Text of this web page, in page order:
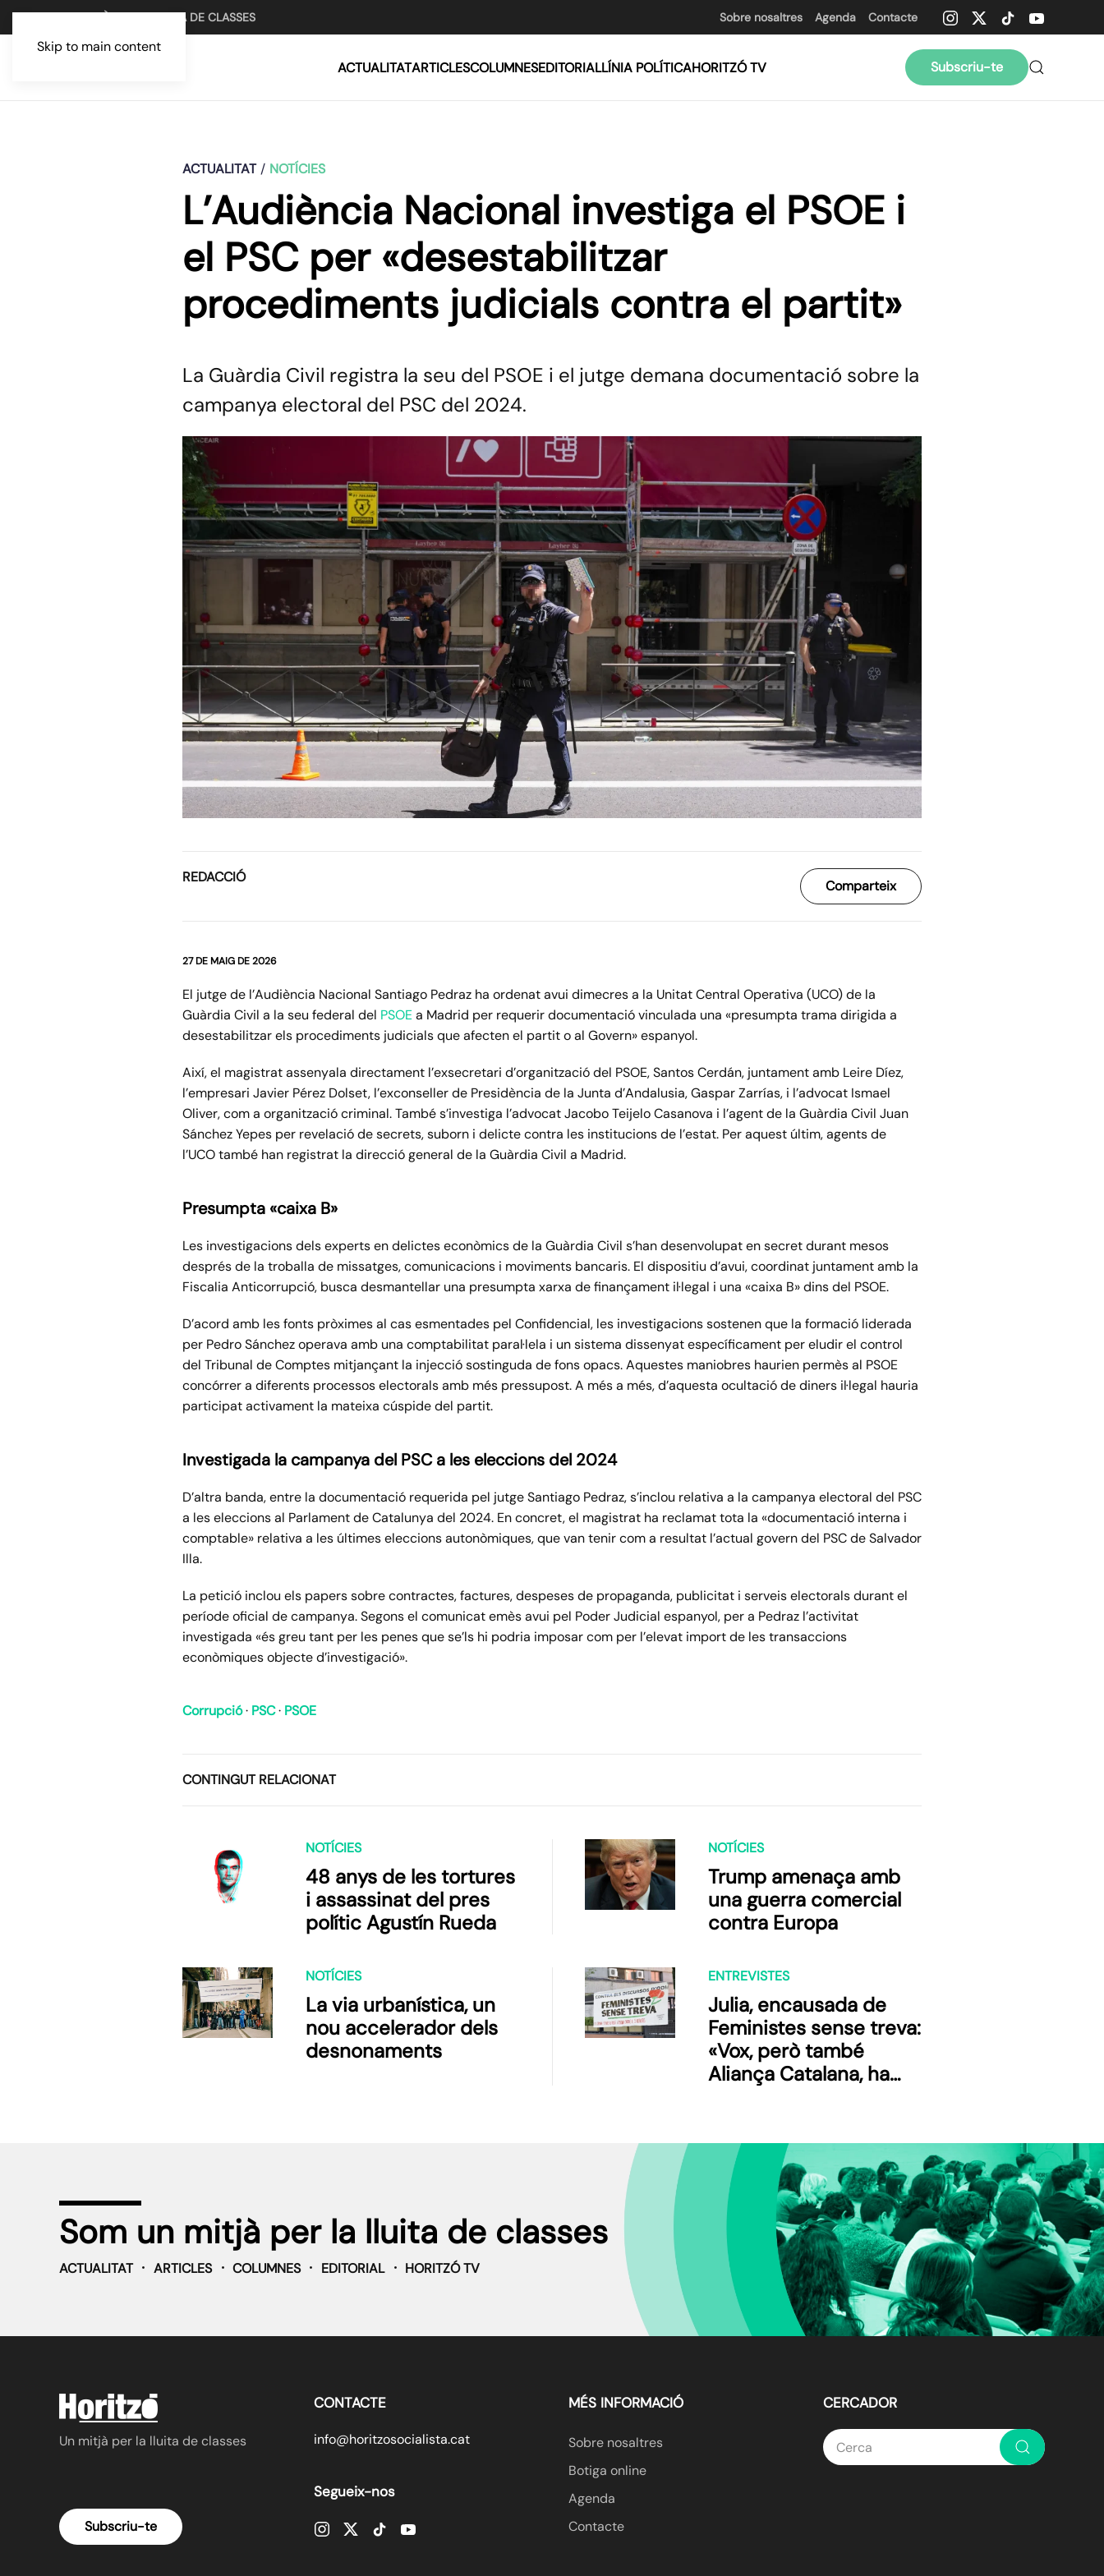
Skip to main content
UN MITJÀ PER LA LLUITA DE CLASSES Sobre nosaltres Agenda Contacte
ACTUALITATARTICLESCOLUMNESEDITORIALLÍNIA POLÍTICAHORITZÓ TV Subscriu-te
ACTUALITAT NOTÍCIES
L’Audiència Nacional investiga el PSOE i
el PSC per «desestabilitzar
procediments judicials contra el partit»
La Guàrdia Civil registra la seu del PSOE i el jutge demana documentació sobre la
campanya electoral del PSC del 2024.
REDACCIÓ
Comparteix
27 DE MAIG DE 2026
El jutge de l’Audiència Nacional Santiago Pedraz ha ordenat avui dimecres a la Unitat Central Operativa (UCO) de la
Guàrdia Civil a la seu federal del PSOEa Madrid per requerir documentació vinculada una «presumpta trama dirigida a
desestabilitzar els procediments judicials que afecten el partit o al Govern» espanyol.
Així, el magistrat assenyala directament l’exsecretari d’organització del PSOE, Santos Cerdán, juntament amb Leire Díez,
l’empresari Javier Pérez Dolset, l’exconseller de Presidència de la Junta d’Andalusia, Gaspar Zarrías, i l’advocat Ismael
Oliver, com a organització criminal. També s’investiga l’advocat Jacobo Teijelo Casanova i l’agent de la Guàrdia Civil Juan
Sánchez Yepes per revelació de secrets, suborn i delicte contra les institucions de l’estat. Per aquest últim, agents de
l’UCO també han registrat la direcció general de la Guàrdia Civil a Madrid.
Presumpta «caixa B»
Les investigacions dels experts en delictes econòmics de la Guàrdia Civil s’han desenvolupat en secret durant mesos
després de la troballa de missatges, comunicacions i moviments bancaris. El dispositiu d’avui, coordinat juntament amb la
Fiscalia Anticorrupció, busca desmantellar una presumpta xarxa de finançament il·legal i una «caixa B» dins del PSOE.
D’acord amb les fonts pròximes al cas esmentades pel Confidencial, les investigacions sostenen que la formació liderada
per Pedro Sánchez operava amb una comptabilitat paral·lela i un sistema dissenyat específicament per eludir el control
del Tribunal de Comptes mitjançant la injecció sostinguda de fons opacs. Aquestes maniobres haurien permès al PSOE
concórrer a diferents processos electorals amb més pressupost. A més a més, d’aquesta ocultació de diners il·legal hauria
participat activament la mateixa cúspide del partit.
Investigada la campanya del PSC a les eleccions del 2024
D’altra banda, entre la documentació requerida pel jutge Santiago Pedraz, s’inclou relativa a la campanya electoral del PSC
a les eleccions al Parlament de Catalunya del 2024. En concret, el magistrat ha reclamat tota la «documentació interna i
comptable» relativa a les últimes eleccions autonòmiques, que van tenir com a resultat l’actual govern del PSC de Salvador
Illa.
La petició inclou els papers sobre contractes, factures, despeses de propaganda, publicitat i serveis electorals durant el
període oficial de campanya. Segons el comunicat emès avui pel Poder Judicial espanyol, per a Pedraz l’activitat
investigada «és greu tant per les penes que se’ls hi podria imposar com per l’elevat import de les transaccions
econòmiques objecte d’investigació».
Corrupció· PSC· PSOE
CONTINGUT RELACIONAT
NOTÍCIES
48 anys de les tortures
i assassinat del pres
polític Agustín Rueda
NOTÍCIES
Trump amenaça amb
una guerra comercial
contra Europa
NOTÍCIES
La via urbanística, un
nou accelerador dels
desnonaments
ENTREVISTES
Julia, encausada de
Feministes sense treva:
«Vox, però també
Aliança Catalana, ha
preocupacions de la
societat i que girin al
voltant de la seguretat i
la identitat nacional»
Som un mitjà per la lluita de classes
ACTUALITAT ARTICLES COLUMNES EDITORIAL HORITZÓ TV
Un mitjà per la lluita de classes
Subscriu-te
CONTACTE
info@horitzosocialista.cat
Segueix-nos
MÉS INFORMACIÓ
Sobre nosaltres
Botiga online
Agenda
Contacte
CERCADOR